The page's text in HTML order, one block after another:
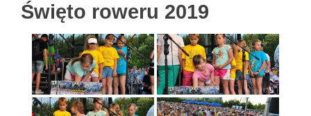
Święto roweru 2019